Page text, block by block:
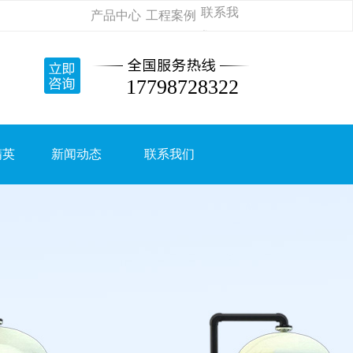
产品中心 工程案例 联系我
17798728322
英 新闻动态 联系我们